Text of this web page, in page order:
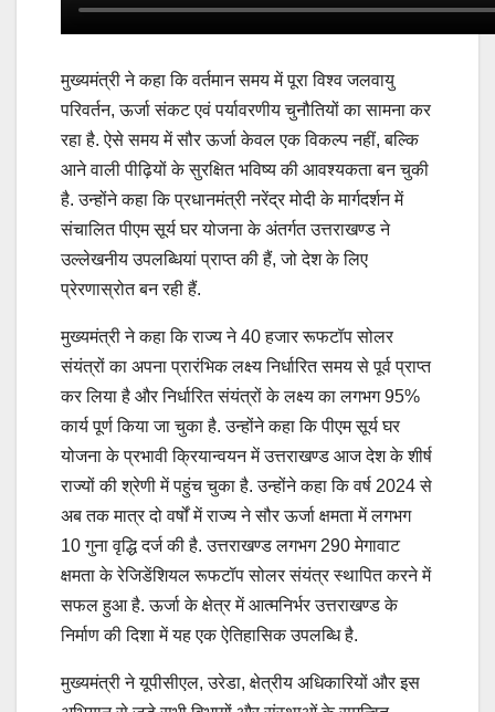
मुख्यमंत्री ने कहा कि वर्तमान समय में पूरा विश्व जलवायु
परिवर्तन, ऊर्जा संकट एवं पर्यावरणीय चुनौतियों का सामना कर
रहा है. ऐसे समय में सौर ऊर्जा केवल एक विकल्प नहीं, बल्कि
आने वाली पीढ़ियों के सुरक्षित भविष्य की आवश्यकता बन चुकी
है. उन्होंने कहा कि प्रधानमंत्री नरेंद्र मोदी के मार्गदर्शन में
संचालित पीएम सूर्य घर योजना के अंतर्गत उत्तराखण्ड ने
उल्लेखनीय उपलब्धियां प्राप्त की हैं, जो देश के लिए
प्रेरणास्रोत बन रही हैं.
मुख्यमंत्री ने कहा कि राज्य ने 40 हजार रूफटॉप सोलर
संयंत्रों का अपना प्रारंभिक लक्ष्य निर्धारित समय से पूर्व प्राप्त
कर लिया है और निर्धारित संयंत्रों के लक्ष्य का लगभग 95%
कार्य पूर्ण किया जा चुका है. उन्होंने कहा कि पीएम सूर्य घर
योजना के प्रभावी क्रियान्वयन में उत्तराखण्ड आज देश के शीर्ष
राज्यों की श्रेणी में पहुंच चुका है. उन्होंने कहा कि वर्ष 2024 से
अब तक मात्र दो वर्षों में राज्य ने सौर ऊर्जा क्षमता में लगभग
10 गुना वृद्धि दर्ज की है. उत्तराखण्ड लगभग 290 मेगावाट
क्षमता के रेजिडेंशियल रूफटॉप सोलर संयंत्र स्थापित करने में
सफल हुआ है. ऊर्जा के क्षेत्र में आत्मनिर्भर उत्तराखण्ड के
निर्माण की दिशा में यह एक ऐतिहासिक उपलब्धि है.
मुख्यमंत्री ने यूपीसीएल, उरेडा, क्षेत्रीय अधिकारियों और इस